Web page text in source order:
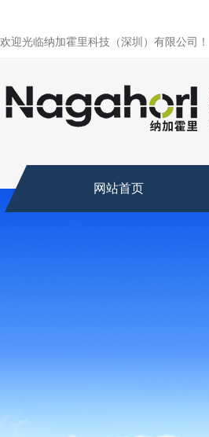
欢迎光临纳加霍里科技（深圳）有限公司！
网站首页